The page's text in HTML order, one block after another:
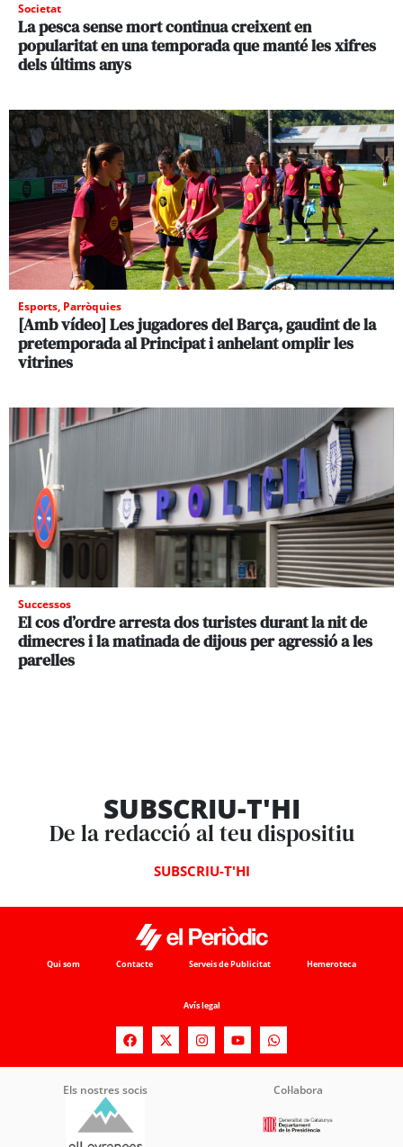
Societat
La pesca sense mort continua creixent en
popularitat en una temporada que manté les xifres
dels últims anys
Esports, Parròquies
[Amb vídeo] Les jugadores del Barça, gaudint de la
pretemporada al Principat i anhelant omplir les
vitrines
Successos
El cos d’ordre arresta dos turistes durant la nit de
dimecres i la matinada de dijous per agressió a les
parelles
SUBSCRIU-T'HI
De la redacció al teu dispositiu
SUBSCRIU-T'HI
Qui som Contacte Serveis de Publicitat Hemeroteca
Avís legal
Els nostres socis Col·labora